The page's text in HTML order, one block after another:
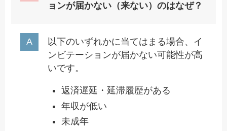
ョンが届かない（来ない）のはなぜ？
以下のいずれかに当てはまる場合、イ
ンビテーションが届かない可能性が高
いです。
返済遅延・延滞履歴がある
年収が低い
未成年